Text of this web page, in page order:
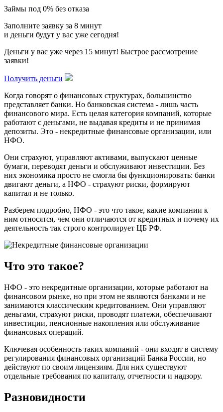
Займы под 0% без отказа
Заполните заявку за 8 минут
и деньги будут у вас уже сегодня!
Деньги у вас уже через 15 минут! Быстрое рассмотрение
заявки!
Получить деньги
Когда говорят о финансовых структурах, большинство
представляет банки. Но банковская система - лишь часть
финансового мира. Есть целая категория компаний, которые
работают с деньгами, не выдавая кредиты и не принимая
депозиты. Это - некредитные финансовые организации, или
НФО.
Они страхуют, управляют активами, выпускают ценные
бумаги, переводят деньги и обслуживают инвестиции. Без
них экономика просто не смогла бы функционировать: банки
двигают деньги, а НФО - страхуют риски, формируют
капитал и не только.
Разберем подробно, НФО - это что такое, какие компании к
ним относятся, чем они отличаются от кредитных и почему их
деятельность так строго контролирует ЦБ РФ.
Что это такое?
НФО - это некредитные организации, которые работают на
финансовом рынке, но при этом не являются банками и не
занимаются классическим кредитованием. Они управляют
деньгами, страхуют риски, проводят платежи, обеспечивают
инвестиции, пенсионные накопления или обслуживание
финансовых операций.
Ключевая особенность таких компаний - они входят в систему
регулирования финансовых организаций Банка России, но
действуют по своим лицензиям. Для них существуют
отдельные требования по капиталу, отчетности и надзору.
Разновидности